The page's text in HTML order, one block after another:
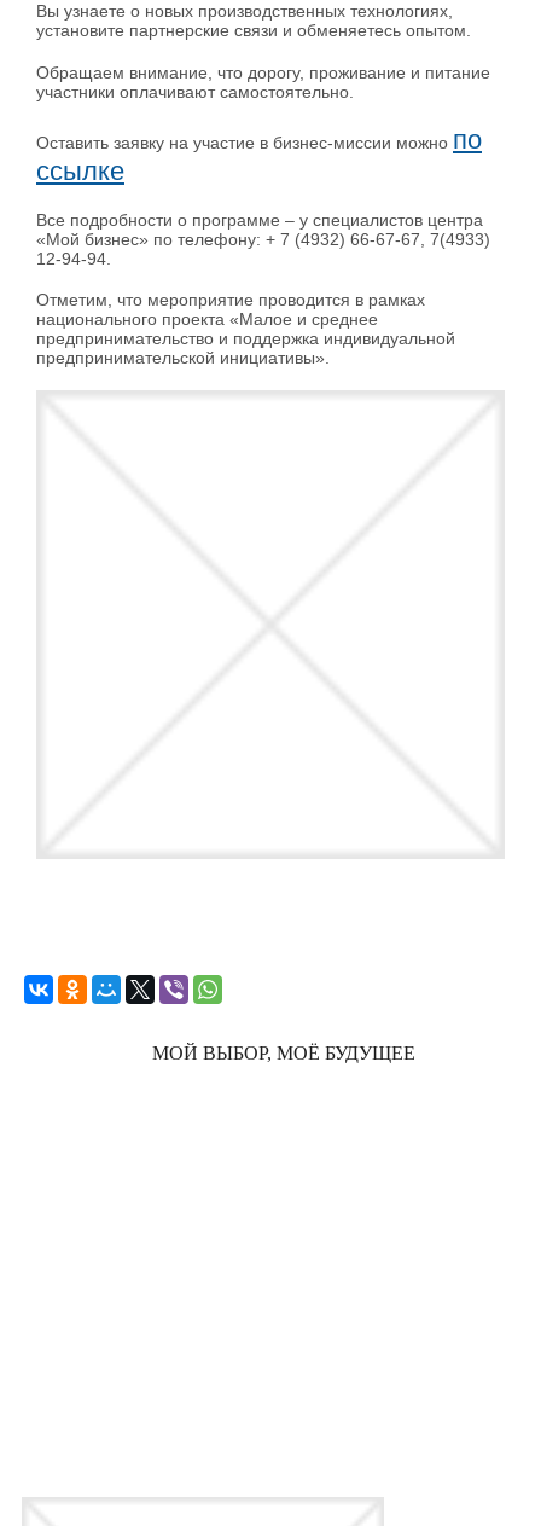
Вы узнаете о новых производственных технологиях,
установите партнерские связи и обменяетесь опытом.
Обращаем внимание, что дорогу, проживание и питание
участники оплачивают самостоятельно.
Оставить заявку на участие в бизнес-миссии можно по
ссылке
Все подробности о программе – у специалистов центра
«Мой бизнес» по телефону: + 7 (4932) 66-67-67, 7(4933)
12-94-94.
Отметим, что мероприятие проводится в рамках
национального проекта «Малое и среднее
предпринимательство и поддержка индивидуальной
предпринимательской инициативы».
МОЙ ВЫБОР, МОЁ БУДУЩЕЕ